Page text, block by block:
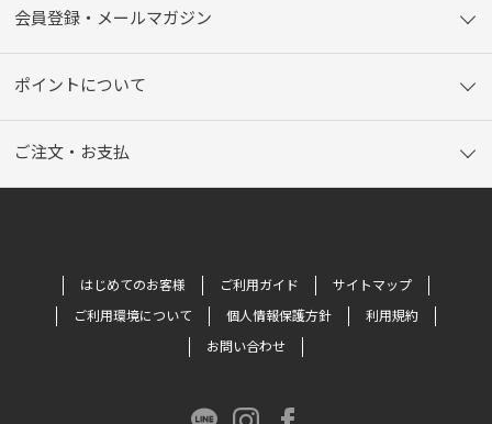
会員登録・メールマガジン
ポイントについて
ご注文・お支払
はじめてのお客様 ご利用ガイド
サイトマップ
ご利用環境について
個人情報保護方針
利用規約
お問い合わせ